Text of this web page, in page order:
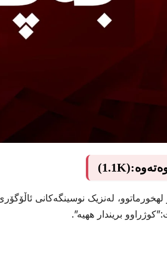
(1.1K)
لەنزیک نوسینگەکانی
بریندار ههیه”.